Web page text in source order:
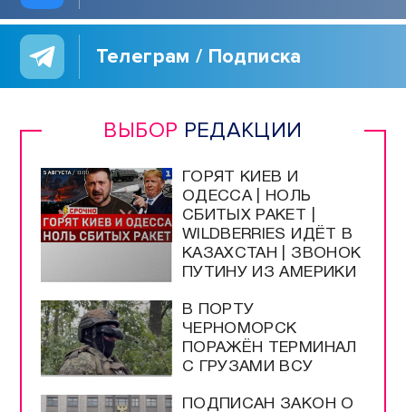
Телеграм / Подписка
ВЫБОР РЕДАКЦИИ
ГОРЯТ КИЕВ И
ОДЕССА | НОЛЬ
СБИТЫХ РАКЕТ |
WILDBERRIES ИДЁТ В
КАЗАХСТАН | ЗВОНОК
ПУТИНУ ИЗ АМЕРИКИ
В ПОРТУ
ЧЕРНОМОРСК
ПОРАЖЁН ТЕРМИНАЛ
С ГРУЗАМИ ВСУ
ПОДПИСАН ЗАКОН О